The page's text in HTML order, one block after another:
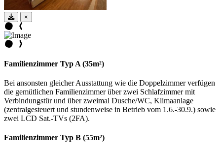
×
Familienzimmer Typ A (35m²)
Bei ansonsten gleicher Ausstattung wie die Doppelzimmer verfügen
die gemütlichen Familienzimmer über zwei Schlafzimmer mit
Verbindungstür und über zweimal Dusche/WC, Klimaanlage
(zentralgesteuert und stundenweise in Betrieb vom 1.6.-30.9.) sowie
zwei LCD Sat.-TVs (2FA).
Familienzimmer Typ B (55m²)